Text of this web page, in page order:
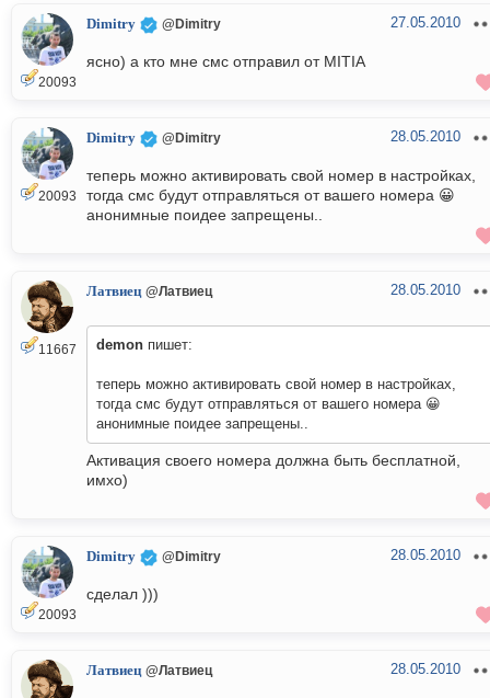
20093
Dimitry @Dimitry 27.05.2010
ясно) а кто мне смс отправил от MITIA
20093
Dimitry @Dimitry 28.05.2010
теперь можно активировать свой номер в настройках,
тогда смс будут отправляться от вашего номера 😀
анонимные поидее запрещены..
11667
Латвиец @Латвиец 28.05.2010
demon пишет:
теперь можно активировать свой номер в настройках,
тогда смс будут отправляться от вашего номера 😀
анонимные поидее запрещены..
Активация своего номера должна быть бесплатной,
имхо)
20093
Dimitry @Dimitry 28.05.2010
сделал )))
Латвиец @Латвиец 28.05.2010